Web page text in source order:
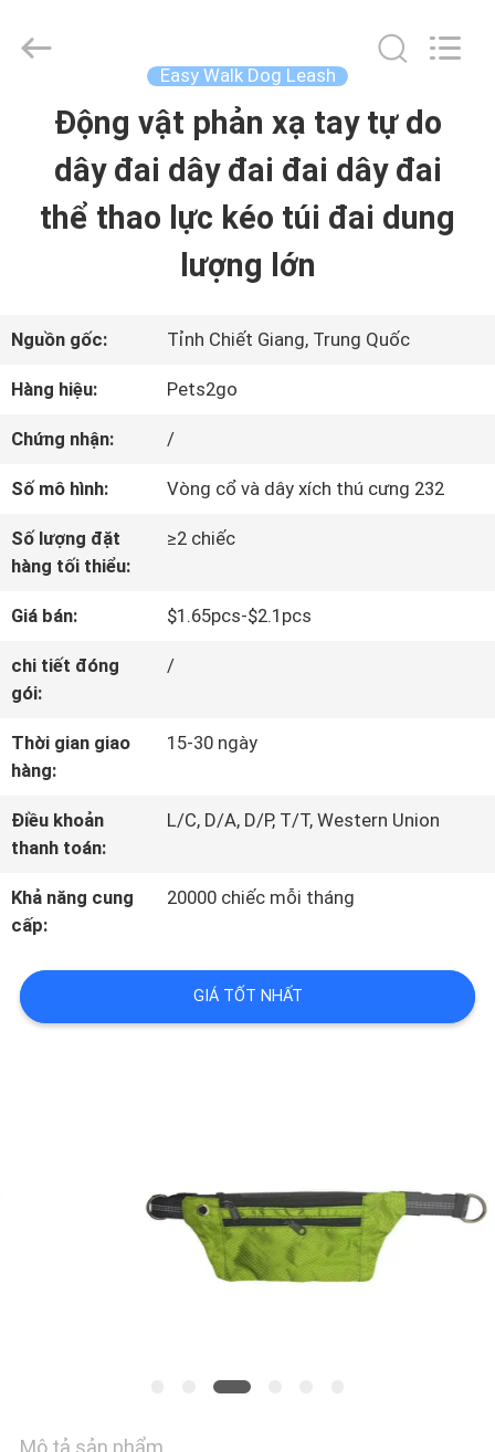
TRANG
CHỦ
PHẨM
VỀ
CHÚNG
TÔI
THAM
QUAN
NHÀ
MÁY
LIÊN
CHÚNG
TÔI
Easy Walk Dog Leash
Động vật phản xạ tay tự do
dây đai dây đai đai dây đai
thể thao lực kéo túi đai dung
lượng lớn
Nguồn gốc: Tỉnh Chiết Giang, Trung Quốc
Hàng hiệu: Pets2go
Chứng nhận: /
Số mô hình: Vòng cổ và dây xích thú cưng 232
Số lượng đặt
hàng tối thiểu:
≥2 chiếc
Giá bán: $1.65pcs-$2.1pcs
chi tiết đóng
gói:
/
Thời gian giao
hàng:
15-30 ngày
Điều khoản
thanh toán:
L/C, D/A, D/P, T/T, Western Union
Khả năng cung
cấp:
20000 chiếc mỗi tháng
GIÁ TỐT NHẤT